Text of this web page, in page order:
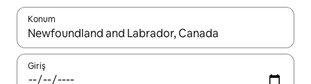
Konum
Sonuçlar kullanılabilir olduğunda yukarı ve aşağı oklarıyla
Giriş